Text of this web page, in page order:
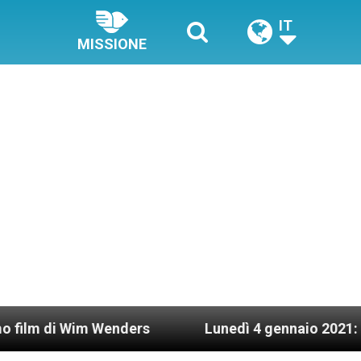
MISSIONE
IT
Wenders Lunedì 4 gennaio 2021: Possesso